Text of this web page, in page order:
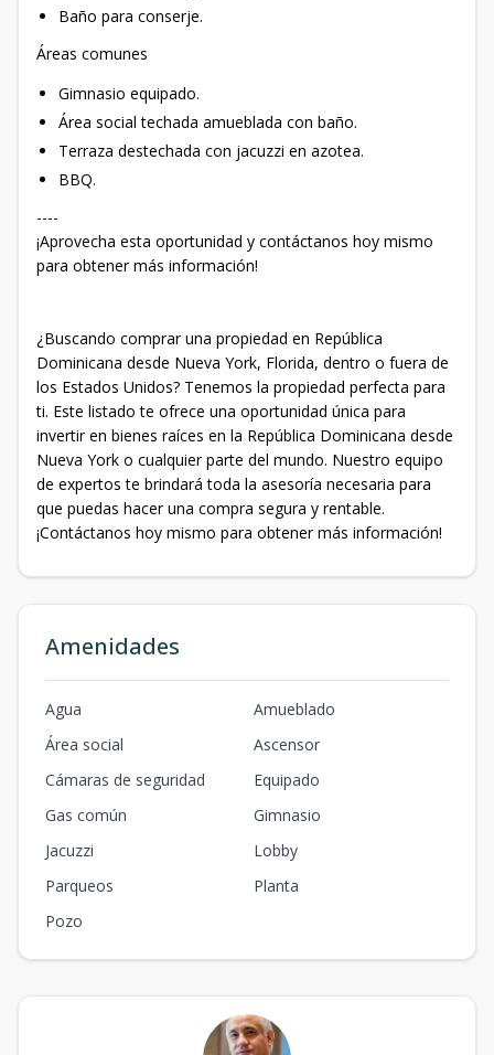
Baño para conserje.
Áreas comunes
Gimnasio equipado.
Área social techada amueblada con baño.
Terraza destechada con jacuzzi en azotea.
BBQ.
----
¡Aprovecha esta oportunidad y contáctanos hoy mismo
para obtener más información!
¿Buscando comprar una propiedad en República
Dominicana desde Nueva York, Florida, dentro o fuera de
los Estados Unidos? Tenemos la propiedad perfecta para
ti. Este listado te ofrece una oportunidad única para
invertir en bienes raíces en la República Dominicana desde
Nueva York o cualquier parte del mundo. Nuestro equipo
de expertos te brindará toda la asesoría necesaria para
que puedas hacer una compra segura y rentable.
¡Contáctanos hoy mismo para obtener más información!
Amenidades
Agua
Amueblado
Área social
Ascensor
Cámaras de seguridad
Equipado
Gas común
Gimnasio
Jacuzzi
Lobby
Parqueos
Planta
Pozo